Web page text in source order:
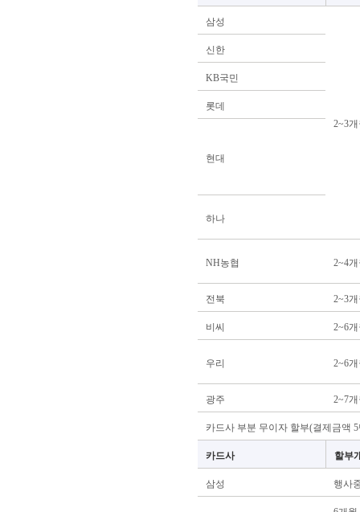
삼성
2~3
신한
KB국민
롯데
현대
하나
NH농협 2~4
전북 2~3
비씨 2~6
우리 2~6
광주 2~7
카드사 부분 무이자 할부(결제금액
카드사 할부
삼성 행사